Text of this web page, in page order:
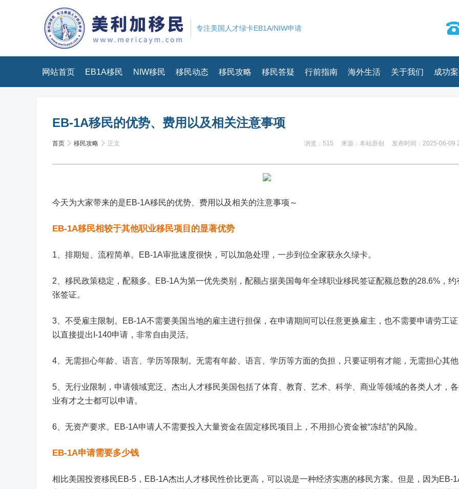
专注美国人才绿卡EB1A/NIW申请
网站首页 EB1A移民 NIW移民 移民动态 移民攻略 移民答疑 行前指南 海外生活 关于我们 成功
EB-1A移民的优势、费用以及相关注意事项
首页 移民攻略 正文 浏览：515 来源：本站原创 发布时间：2025-06-09
今天为大家带来的是EB-1A移民的优势、费用以及相关的注意事项～
EB-1A移民相较于其他职业移民项目的显著优势
1、排期短、流程简单。EB-1A审批速度很快，可以加急处理，一步到位全家获永久绿卡。
2、移民政策稳定，配额多。EB-1A为第一优先类别，配额占据美国每年全球职业移民签证配额总数的28.6%，约
张签证。
3、不受雇主限制。EB-1A不需要美国当地的雇主进行担保，在申请期间可以任意更换雇主，也不需要申请劳工
以直接提出I-140申请，非常自由灵活。
4、无需担心年龄、语言、学历等限制。无需有年龄、语言、学历等方面的负担，只要证明有才能，无需担心其
5、无行业限制，申请领域宽泛。杰出人才移民美国包括了体育、教育、艺术、科学、商业等领域的各类人才，
业有才之士都可以申请。
6、无资产要求。EB-1A申请人不需要投入大量资金在固定移民项目上，不用担心资金被“冻结”的风险。
EB-1A申请需要多少钱
相比美国投资移民EB-5，EB-1A杰出人才移民性价比更高，可以说是一种经济实惠的移民方案。但是，因为EB-